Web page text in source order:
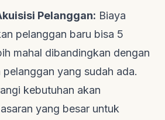
Pelanggan: Biaya
pelanggan baru bisa 5
mahal dibandingkan dengan
yang sudah ada.
kebutuhan akan
yang besar untuk